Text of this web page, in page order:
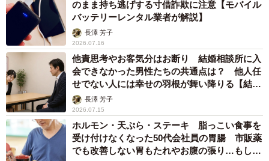
のまま持ち逃げする寸借詐欺に注意【モバイル
バッテリーレンタル業者が解説】
長澤 芳子
2026.07.16
他責思考やお客気分はお断り 結婚相談所に入
会できなかった男性たちの共通点は？ 他人任
せでない人には幸せの羽根が舞い降りる【結婚
相談所所長が解説】
長澤 芳子
2026.07.15
ホルモン・天ぷら・ステーキ 脂っこい食事を
受け付けなくなった50代会社員の胃腸 市販薬
でも改善しない胃もたれやお腹の張り…もしか